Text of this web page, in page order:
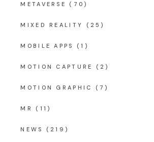
METAVERSE (70)
MIXED REALITY (25)
MOBILE APPS (1)
MOTION CAPTURE (2)
MOTION GRAPHIC (7)
MR (11)
NEWS (219)